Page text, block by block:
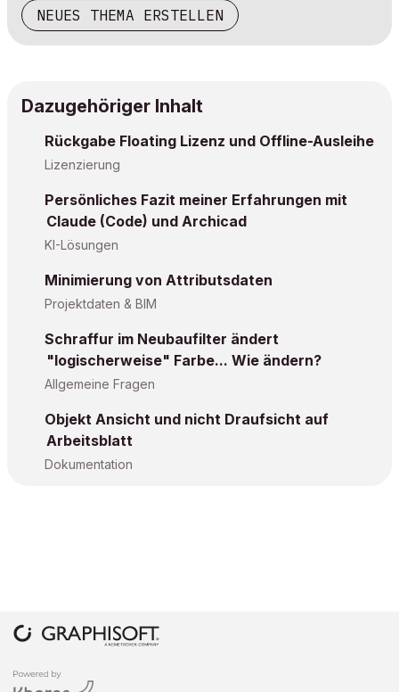
NEUES THEMA ERSTELLEN
Dazugehöriger Inhalt
Rückgabe Floating Lizenz und Offline-Ausleihe
Lizenzierung
Persönliches Fazit meiner Erfahrungen mit
Claude (Code) und Archicad
KI-Lösungen
Minimierung von Attributsdaten
Projektdaten & BIM
Schraffur im Neubaufilter ändert
"logischerweise" Farbe... Wie ändern?
Allgemeine Fragen
Objekt Ansicht und nicht Draufsicht auf
Arbeitsblatt
Dokumentation